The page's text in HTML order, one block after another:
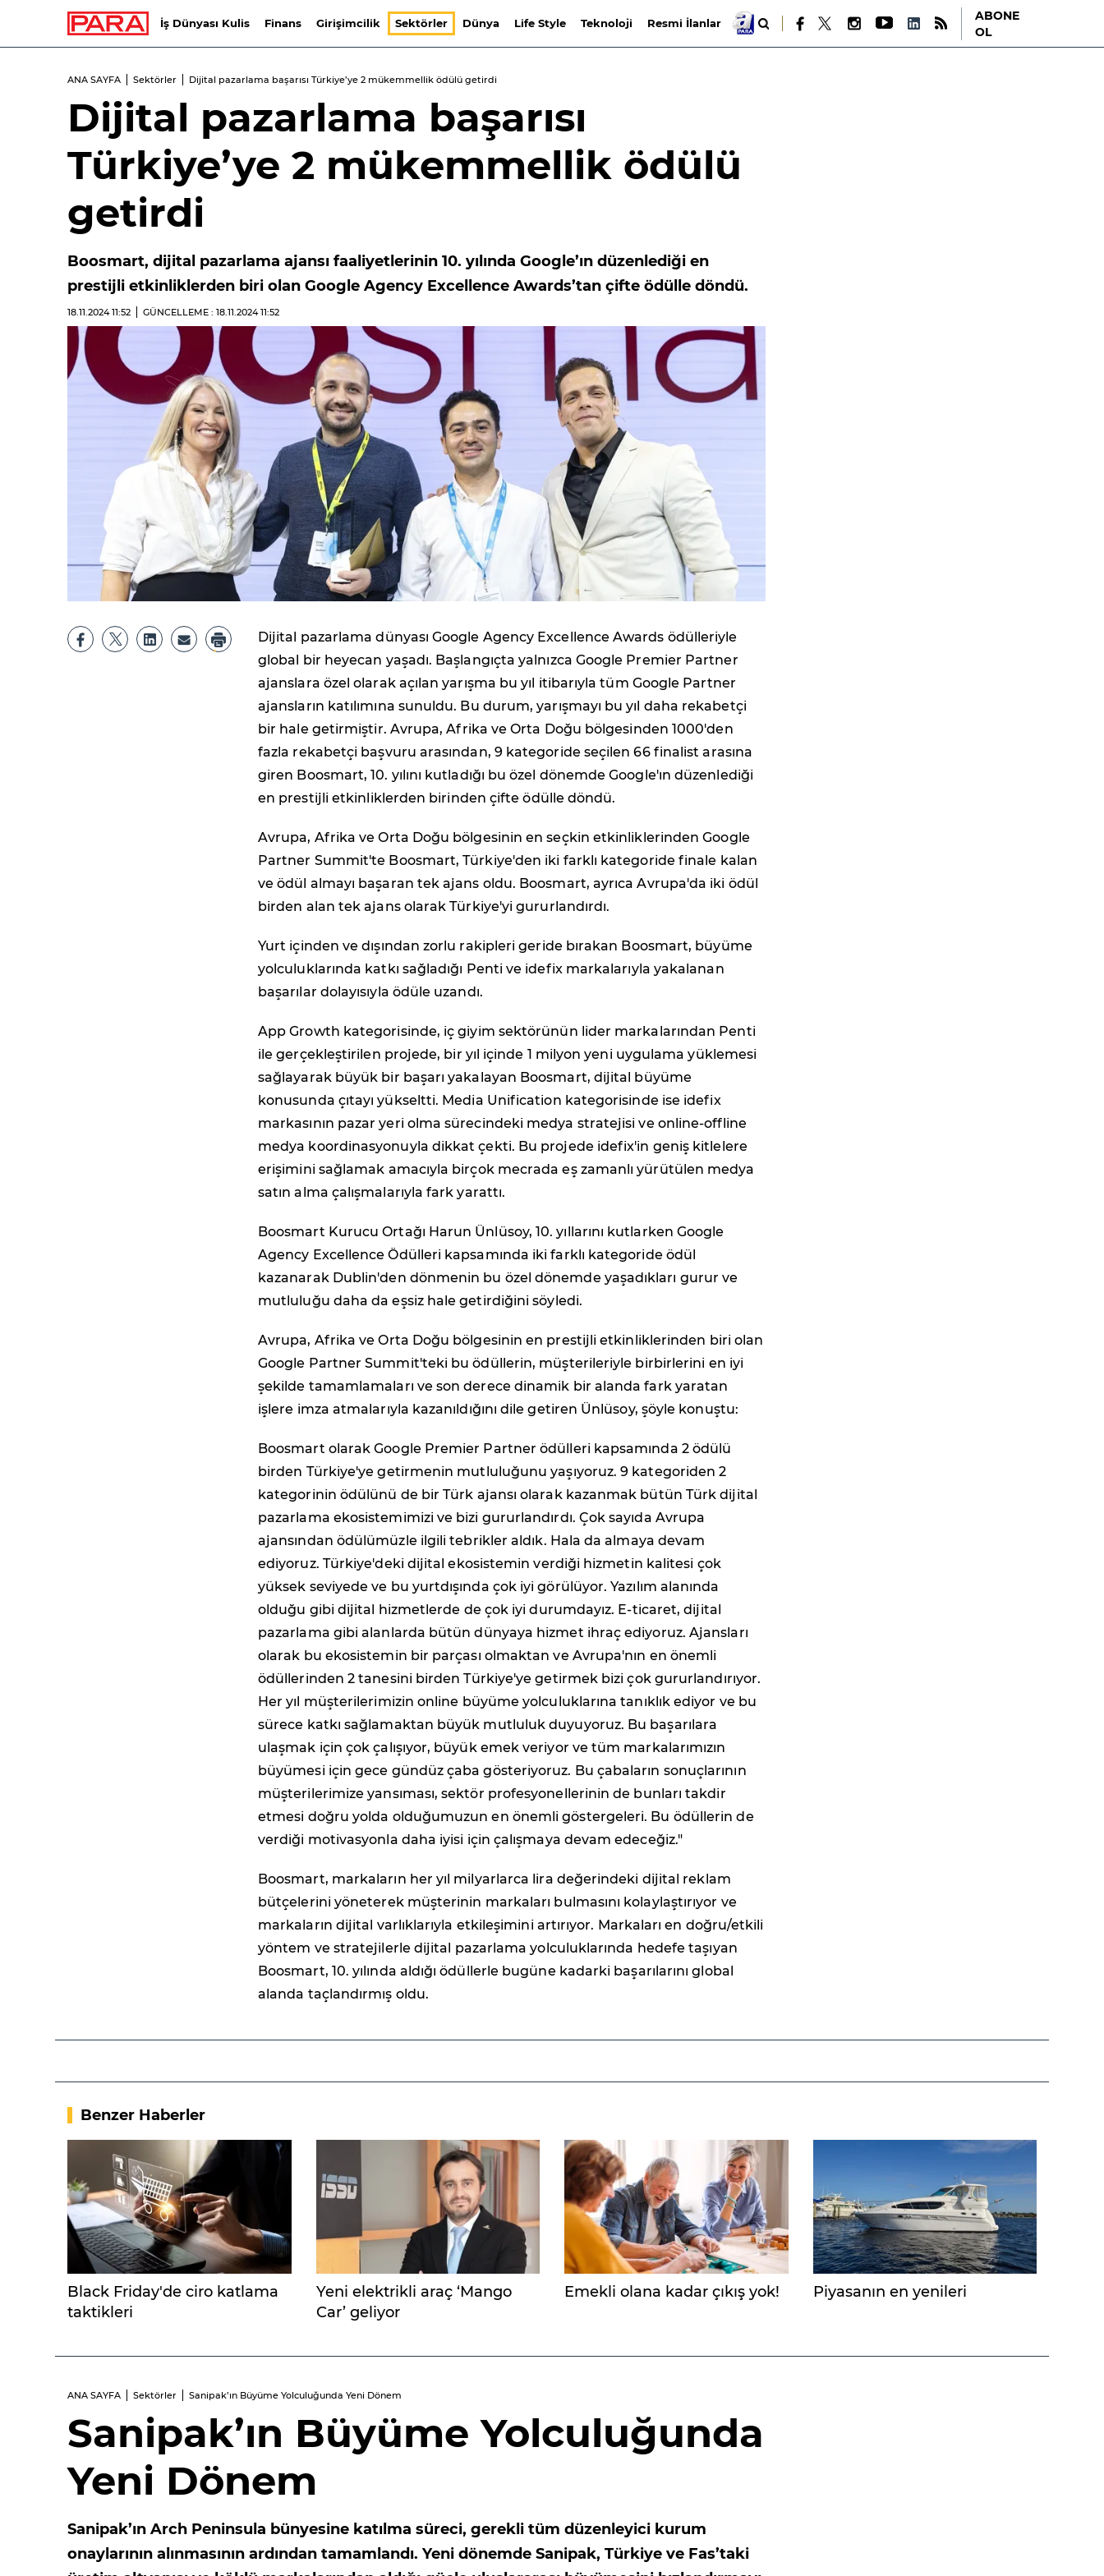
İş Dünyası Kulis Finans Girişimcilik Sektörler Dünya Life Style Teknoloji Resmi İlanlar
ABONE
OL
ANA SAYFA Sektörler Dijital pazarlama başarısı Türkiye’ye 2 mükemmellik ödülü getirdi
Dijital pazarlama başarısı
Türkiye’ye 2 mükemmellik ödülü
getirdi
Boosmart, dijital pazarlama ajansı faaliyetlerinin 10. yılında Google’ın düzenlediği en
prestijli etkinliklerden biri olan Google Agency Excellence Awards’tan çifte ödülle döndü.
18.11.202411:52 GÜNCELLEME : 18.11.202411:52
Dijital pazarlama dünyası Google Agency Excellence Awards ödülleriyle
global bir heyecan yaşadı. Başlangıçta yalnızca Google Premier Partner
ajanslara özel olarak açılan yarışma bu yıl itibarıyla tüm Google Partner
ajansların katılımına sunuldu. Bu durum, yarışmayı bu yıl daha rekabetçi
bir hale getirmiştir. Avrupa, Afrika ve Orta Doğu bölgesinden 1000'den
fazla rekabetçi başvuru arasından, 9 kategoride seçilen 66 finalist arasına
giren Boosmart, 10. yılını kutladığı bu özel dönemde Google'ın düzenlediği
en prestijli etkinliklerden birinden çifte ödülle döndü.
Avrupa, Afrika ve Orta Doğu bölgesinin en seçkin etkinliklerinden Google
Partner Summit'te Boosmart, Türkiye'den iki farklı kategoride finale kalan
ve ödül almayı başaran tek ajans oldu. Boosmart, ayrıca Avrupa'da iki ödül
birden alan tek ajans olarak Türkiye'yi gururlandırdı.
Yurt içinden ve dışından zorlu rakipleri geride bırakan Boosmart, büyüme
yolculuklarında katkı sağladığı Penti ve idefix markalarıyla yakalanan
başarılar dolayısıyla ödüle uzandı.
App Growth kategorisinde, iç giyim sektörünün lider markalarından Penti
ile gerçekleştirilen projede, bir yıl içinde 1 milyon yeni uygulama yüklemesi
sağlayarak büyük bir başarı yakalayan Boosmart, dijital büyüme
konusunda çıtayı yükseltti. Media Unification kategorisinde ise idefix
markasının pazar yeri olma sürecindeki medya stratejisi ve online-offline
medya koordinasyonuyla dikkat çekti. Bu projede idefix'in geniş kitlelere
erişimini sağlamak amacıyla birçok mecrada eş zamanlı yürütülen medya
satın alma çalışmalarıyla fark yarattı.
Boosmart Kurucu Ortağı Harun Ünlüsoy, 10. yıllarını kutlarken Google
Agency Excellence Ödülleri kapsamında iki farklı kategoride ödül
kazanarak Dublin'den dönmenin bu özel dönemde yaşadıkları gurur ve
mutluluğu daha da eşsiz hale getirdiğini söyledi.
Avrupa, Afrika ve Orta Doğu bölgesinin en prestijli etkinliklerinden biri olan
Google Partner Summit'teki bu ödüllerin, müşterileriyle birbirlerini en iyi
şekilde tamamlamaları ve son derece dinamik bir alanda fark yaratan
işlere imza atmalarıyla kazanıldığını dile getiren Ünlüsoy, şöyle konuştu:
Boosmart olarak Google Premier Partner ödülleri kapsamında 2 ödülü
birden Türkiye'ye getirmenin mutluluğunu yaşıyoruz. 9 kategoriden 2
kategorinin ödülünü de bir Türk ajansı olarak kazanmak bütün Türk dijital
pazarlama ekosistemimizi ve bizi gururlandırdı. Çok sayıda Avrupa
ajansından ödülümüzle ilgili tebrikler aldık. Hala da almaya devam
ediyoruz. Türkiye'deki dijital ekosistemin verdiği hizmetin kalitesi çok
yüksek seviyede ve bu yurtdışında çok iyi görülüyor. Yazılım alanında
olduğu gibi dijital hizmetlerde de çok iyi durumdayız. E-ticaret, dijital
pazarlama gibi alanlarda bütün dünyaya hizmet ihraç ediyoruz. Ajansları
olarak bu ekosistemin bir parçası olmaktan ve Avrupa'nın en önemli
ödüllerinden 2 tanesini birden Türkiye'ye getirmek bizi çok gururlandırıyor.
Her yıl müşterilerimizin online büyüme yolculuklarına tanıklık ediyor ve bu
sürece katkı sağlamaktan büyük mutluluk duyuyoruz. Bu başarılara
ulaşmak için çok çalışıyor, büyük emek veriyor ve tüm markalarımızın
büyümesi için gece gündüz çaba gösteriyoruz. Bu çabaların sonuçlarının
müşterilerimize yansıması, sektör profesyonellerinin de bunları takdir
etmesi doğru yolda olduğumuzun en önemli göstergeleri. Bu ödüllerin de
verdiği motivasyonla daha iyisi için çalışmaya devam edeceğiz."
Boosmart, markaların her yıl milyarlarca lira değerindeki dijital reklam
bütçelerini yöneterek müşterinin markaları bulmasını kolaylaştırıyor ve
markaların dijital varlıklarıyla etkileşimini artırıyor. Markaları en doğru/etkili
yöntem ve stratejilerle dijital pazarlama yolculuklarında hedefe taşıyan
Boosmart, 10. yılında aldığı ödüllerle bugüne kadarki başarılarını global
alanda taçlandırmış oldu.
Benzer Haberler
Black Friday'de ciro katlama
taktikleri
Yeni elektrikli araç ‘Mango
Car’ geliyor
Emekli olana kadar çıkış yok! Piyasanın en yenileri
ANA SAYFA Sektörler Sanipak’ın Büyüme Yolculuğunda Yeni Dönem
Sanipak’ın Büyüme Yolculuğunda
Yeni Dönem
Sanipak’ın Arch Peninsula bünyesine katılma süreci, gerekli tüm düzenleyici kurum
onaylarının alınmasının ardından tamamlandı. Yeni dönemde Sanipak, Türkiye ve Fas’taki